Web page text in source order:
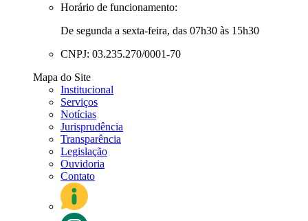
Horário de funcionamento:
De segunda a sexta-feira, das 07h30 às 15h30
CNPJ: 03.235.270/0001-70
Mapa do Site
Institucional
Serviços
Notícias
Jurisprudência
Transparência
Legislação
Ouvidoria
Contato